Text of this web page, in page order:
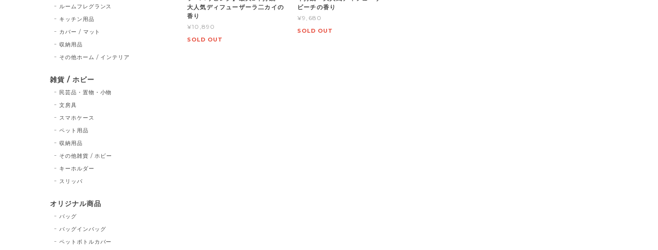
大人気ディフューザーラ二カイの
香り
¥10,890
SOLD OUT
ビーチの香り
¥9,680
SOLD OUT
ルームフレグランス
キッチン用品
カバー / マット
収納用品
その他ホーム / インテリア
雑貨 / ホビー
民芸品・置物・小物
文房具
スマホケース
ペット用品
収納用品
その他雑貨 / ホビー
キーホルダー
スリッパ
オリジナル商品
バッグ
バッグインバッグ
ペットボトルカバー